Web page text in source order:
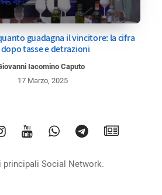
guadagna il vincitore: la cifra
tasse e detrazioni
Iacomino Caputo
17 Marzo, 2025
principali Social Network.